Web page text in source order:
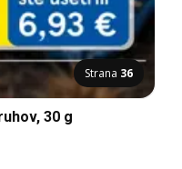
Strana 36
30 g